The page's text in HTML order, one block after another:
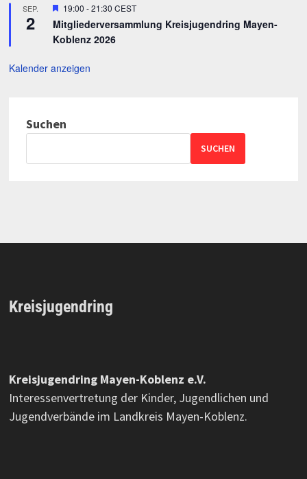
SEP.
2
Hervorgehoben
19:00 -21:30 CEST
Mitgliederversammlung Kreisjugendring Mayen-
Koblenz 2026
Kalender anzeigen
Suchen
SUCHEN
Kreisjugendring
Kreisjugendring Mayen-Koblenz e.V.
Interessenvertretung der Kinder, Jugendlichen und
Jugendverbände im Landkreis Mayen-Koblenz.